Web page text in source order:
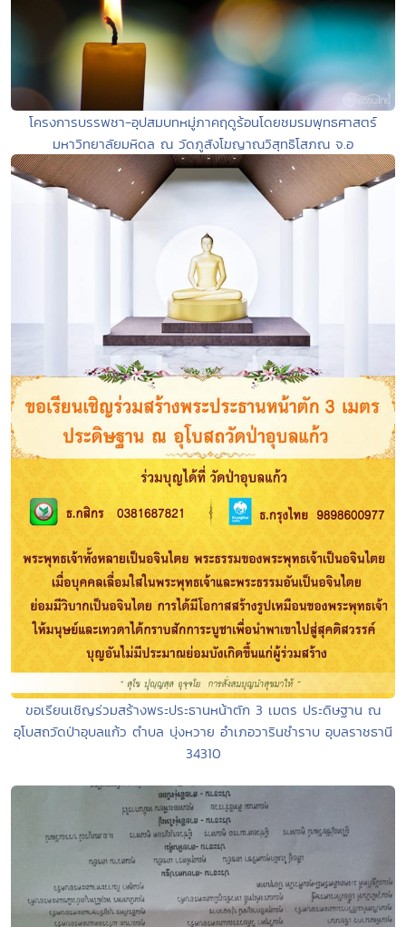
โครงการบรรพชา-อุปสมบทหมู่ภาคฤดูร้อนโดยชมรมพุทธศาสตร์
มหาวิทยาลัยมหิดล ณ วัดภูสังโฆญาณวิสุทธิโสภณ จ.อ
ขอเรียนเชิญร่วมสร้างพระประธานหน้าตัก 3 เมตร ประดิษฐาน ณ
อุโบสถวัดป่าอุบลแก้ว ตำบล บุ่งหวาย อำเภอวารินชำราบ อุบลราชธานี
34310